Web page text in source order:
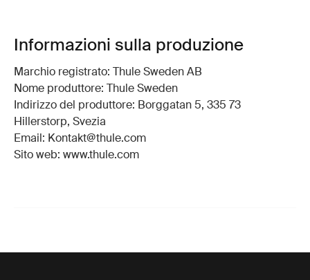
Informazioni sulla produzione
Marchio registrato: Thule Sweden AB
Nome produttore: Thule Sweden
Indirizzo del produttore: Borggatan 5, 335 73
Hillerstorp, Svezia
Email: Kontakt@thule.com
Sito web: www.thule.com